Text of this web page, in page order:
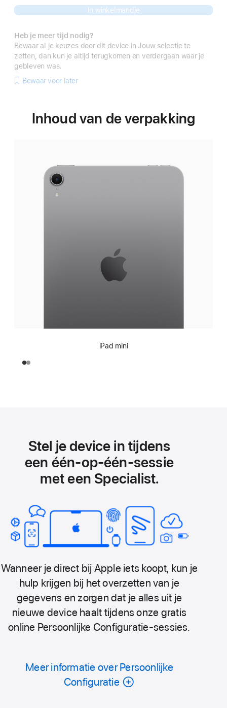
In winkelmandje
Heb je meer tijd nodig?
Bewaar al je keuzes door dit device in Jouw selectie te
zetten, dan kun je altijd terugkomen en verdergaan waar je
gebleven was.
Bewaar voor later
Inhoud van de verpakking
iPad mini
Stel je device in tijdens
een één‑op‑één-sessie
met een Specialist.
Wanneer je direct bij Apple iets koopt, kun je
hulp krijgen bij het overzetten van je
gegevens en zorgen dat je alles uit je
nieuwe device haalt tijdens onze gratis
online Persoonlijke Configuratie-sessies.
Meer informatie over Persoonlijke
Configuratie